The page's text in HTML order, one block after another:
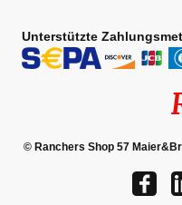
Unterstützte
© Ranchers Shop 57